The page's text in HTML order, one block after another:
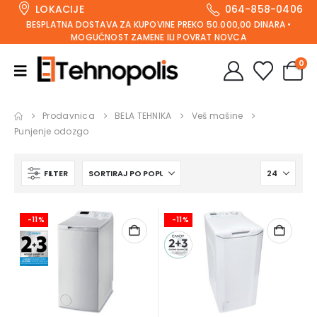
LOKACIJE 064-858-0406
BESPLATNA DOSTAVA ZA KUPOVINE PREKO 50.000,00 DINARA •
MOGUĆNOST ZAMENE ILI POVRAT NOVCA
0
Prodavnica BELA TEHNIKA
Veš mašine
Punjenje odozgo
FILTER
-11% -11%